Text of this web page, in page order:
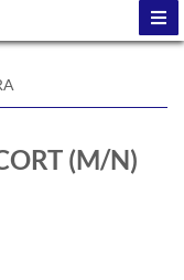
(M/N)